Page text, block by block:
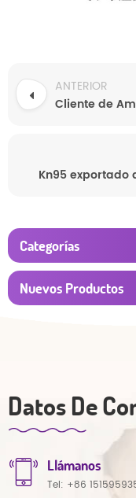
ANTERIOR
Kn95 exportado
Categorías
Nuevos Productos
Datos De
Llámanos
Tel: +86